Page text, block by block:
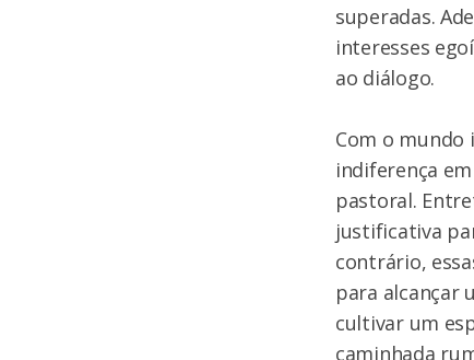
superadas.
interesses
ao diálogo.
Com o mundo
indiferença
pastoral.
justificativa
contrário,
para alcançar
cultivar um
caminhada